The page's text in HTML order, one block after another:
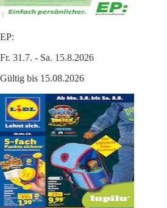
EP:
Fr. 31.7. - Sa. 15.8.2026
Gültig bis 15.08.2026